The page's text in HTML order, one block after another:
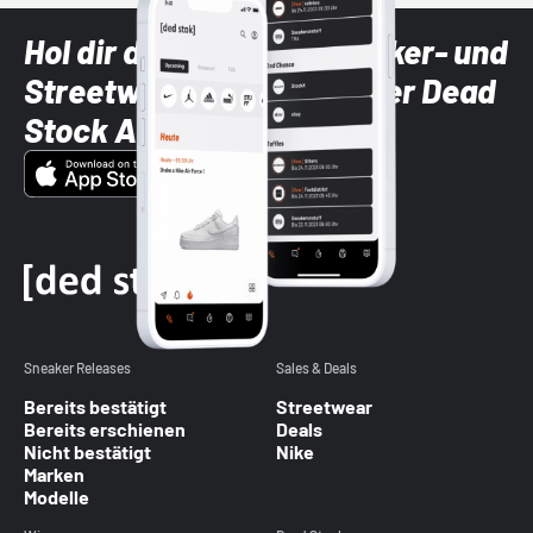
Hol dir die neuesten Sneaker- und
Streetwear-Brands mit der Dead
Stock App
Sneaker Releases
Bereits bestätigt
Bereits erschienen
Nicht bestätigt
Marken
Modelle
Sales & Deals
Streetwear
Deals
Nike